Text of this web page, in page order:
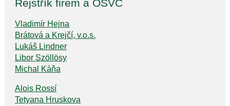
Rejstřík firem a OSVČ
Vladimír Hejna
Brátová a Krejčí, v.o.s.
Lukáš Lindner
Libor Szöllösy
Michal Káňa
Alois Rossí
Tetyana Hruskova